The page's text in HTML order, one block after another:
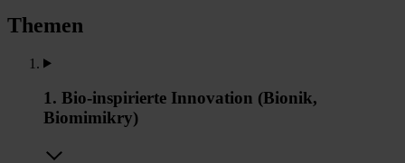
Themen
1. Bio-inspirierte Innovation (Bionik,
Biomimikry)